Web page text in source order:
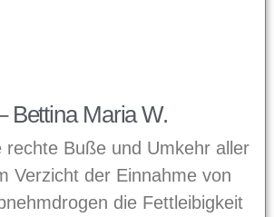
Bettina Maria W.
rechte Buße und Umkehr aller
Verzicht der Einnahme von
die Fettleibigkeit